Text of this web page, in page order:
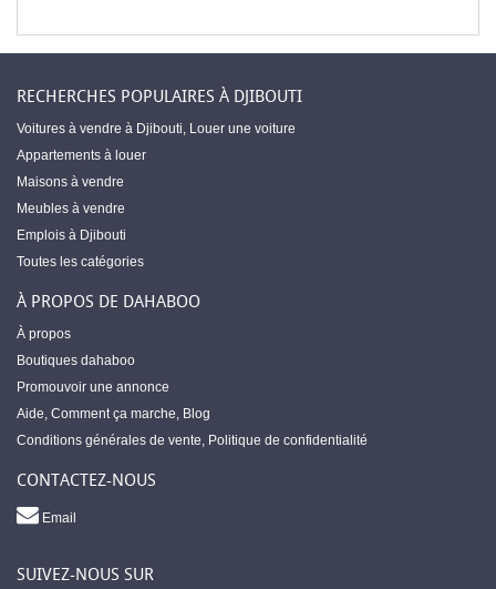
RECHERCHES POPULAIRES À DJIBOUTI
Voitures à vendre à Djibouti, Louer une voiture
Appartements à louer
Maisons à vendre
Meubles à vendre
Emplois à Djibouti
Toutes les catégories
À PROPOS DE DAHABOO
À propos
Boutiques dahaboo
Promouvoir une annonce
Aide, Comment ça marche, Blog
Conditions générales de vente, Politique de confidentialité
CONTACTEZ-NOUS
Email
SUIVEZ-NOUS SUR